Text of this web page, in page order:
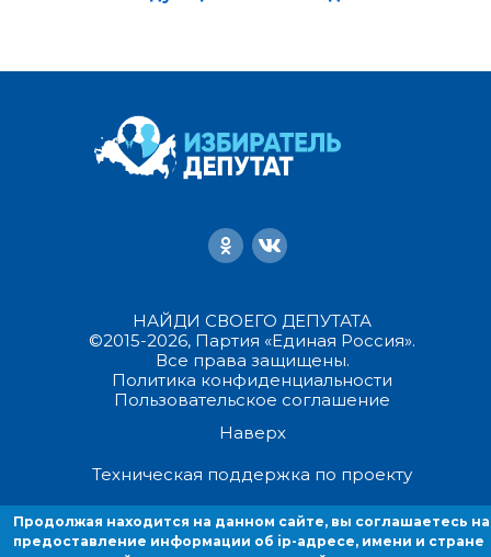
НАЙДИ СВОЕГО ДЕПУТАТА
©2015-2026, Партия «Единая Россия».
Все права защищены.
Политика конфиденциальности
Пользовательское соглашение
Наверх
Техническая поддержка по проекту
Продолжая находиться на данном сайте, вы соглашаетесь на
предоставление информации об ip-адресе, имени и стране домена
Продолжая находится на данном сайте, вы соглашаетесь на
предоставление информации об ip-адресе, имени и стране